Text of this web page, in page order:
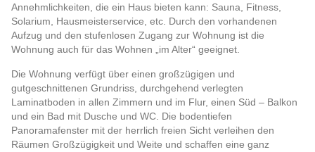
Annehmlichkeiten, die ein Haus bieten kann: Sauna, Fitness,
Solarium, Hausmeisterservice, etc. Durch den vorhandenen
Aufzug und den stufenlosen Zugang zur Wohnung ist die
Wohnung auch für das Wohnen „im Alter“ geeignet.
Die Wohnung verfügt über einen großzügigen und
gutgeschnittenen Grundriss, durchgehend verlegten
Laminatboden in allen Zimmern und im Flur, einen Süd – Balkon
und ein Bad mit Dusche und WC. Die bodentiefen
Panoramafenster mit der herrlich freien Sicht verleihen den
Räumen Großzügigkeit und Weite und schaffen eine ganz